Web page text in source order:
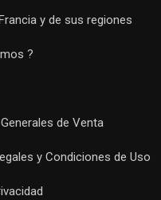
y de sus regiones
?
de Venta
y Condiciones de Uso